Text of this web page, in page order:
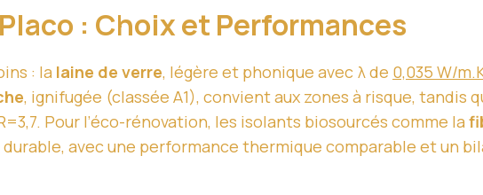
: Choix et Performances
: la laine de verre, légère et phonique avec λ de 0,035 W/
, ignifugée (classée A1), convient aux zones à risque, tandis
Pour l’éco-rénovation, les isolants biosourcés comme la
avec une performance thermique comparable et un